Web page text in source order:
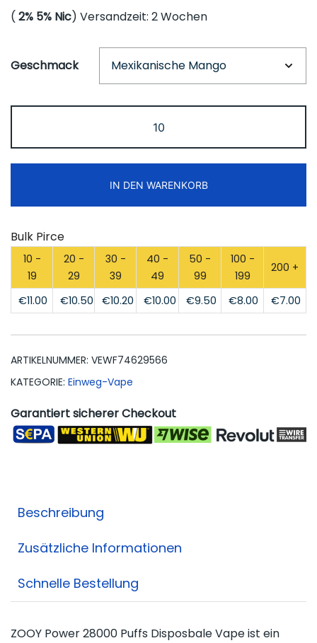
( 2% 5% Nic) Versandzeit: 2 Wochen
Geschmack
Power
28000
Disposbale
Vape
Shipping
Menge
IN DEN WARENKORB
Bulk Pirce
10 -
19
20 -
29
30 -
39
40 -
49
50 -
99
100 -
199
200 +
€11.00 €10.50 €10.20 €10.00 €9.50 €8.00 €7.00
ARTIKELNUMMER: VEWF74629566
KATEGORIE: Einweg-Vape
Garantiert sicherer Checkout
Beschreibung
Zusätzliche Informationen
Schnelle Bestellung
ZOOY Power 28000 Puffs Disposbale Vape ist ein